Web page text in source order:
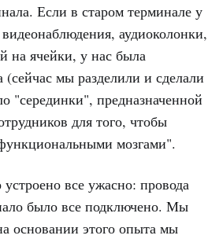
Если в старом терминале у
аудиоколонки,
на ячейки, у нас была
мы разделили и сделали
"серединки", предназначенной
для того, чтобы
мозгами".
все ужасно: провода
было все подключено. Мы
основании этого опыта мы